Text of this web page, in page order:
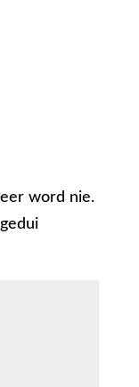
word nie.